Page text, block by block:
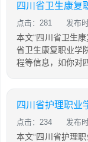
四川省卫生康复
点击：281 发布
本文“四川省卫生
省卫生康复职业学
程等信息，如你对
四川省护理职业
点击：234 发布
本文“四川省护理